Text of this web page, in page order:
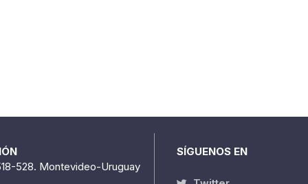
528. Montevideo-Uruguay
SÍGUENOS EN